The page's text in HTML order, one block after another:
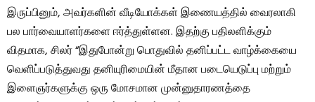
இருப்பினும், அவர்களின் வீடியோக்கள் இணையத்தில் வைரலாகி
பல பார்வையாளர்களை ஈர்த்துள்ளன. இதற்கு பதிலளிக்கும்
விதமாக, சிலர் “இதுபோன்று பொதுவில் தனிப்பட்ட வாழ்க்கையை
வெளிப்படுத்துவது தனியுரிமையின் மீதான படையெடுப்பு மற்றும்
இளைஞர்களுக்கு ஒரு மோசமான முன்னுதாரணத்தை